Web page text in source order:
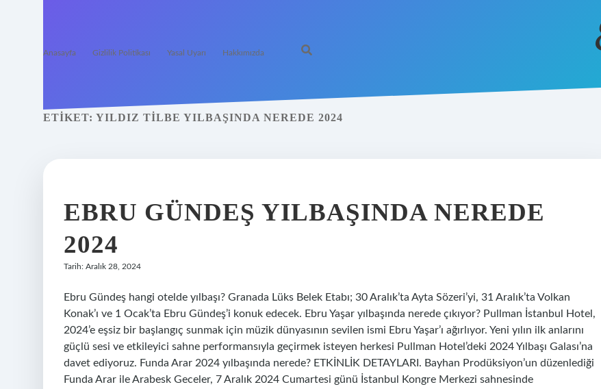
Anasayfa Gizlilik Politikası Yasal Uyarı Hakkımızda
ETIKET: YILDIZ TILBE YILBAŞINDA NEREDE 2024
EBRU GÜNDEŞ YILBAŞINDA NEREDE
2024
Tarih: Aralık 28, 2024
Ebru Gündeş hangi otelde yılbaşı? Granada Lüks Belek Etabı; 30 Aralık’ta Ayta Sözeri’yi, 31 Aralık’ta Volkan
Konak’ı ve 1 Ocak’ta Ebru Gündeş’i konuk edecek. Ebru Yaşar yılbaşında nerede çıkıyor? Pullman İstanbul Hotel,
2024’e eşsiz bir başlangıç ​​sunmak için müzik dünyasının sevilen ismi Ebru Yaşar’ı ağırlıyor. Yeni yılın ilk anlarını
güçlü sesi ve etkileyici sahne performansıyla geçirmek isteyen herkesi Pullman Hotel’deki 2024 Yılbaşı Galası’na
davet ediyoruz. Funda Arar 2024 yılbaşında nerede? ETKİNLİK DETAYLARI. Bayhan Prodüksiyon’un düzenlediği
Funda Arar ile Arabesk Geceler, 7 Aralık 2024 Cumartesi günü İstanbul Kongre Merkezi sahnesinde